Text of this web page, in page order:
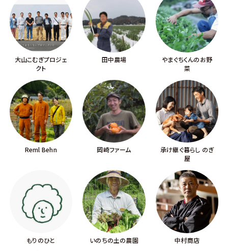
大山こむぎプロジェ
クト
田中農場
やまぐちくんのお野
菜
Reml Behn 岡崎ファーム
承け継ぐ暮らし のぎ
屋
もりのひと いのちの土の農園 中村商店